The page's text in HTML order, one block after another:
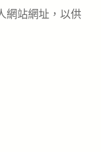
網站網址，以供